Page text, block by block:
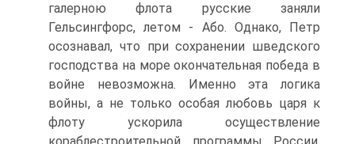
галерною флота рус­ские заняли
Гельсингфорс, летом - Або. Однако, Петр
осо­знавал, что при сохранении шведского
господства на море окончательная победа в
войне невозможна. Именно эта ло­гика
войны, а не только особая любовь царя к
флоту уско­рила осуществление